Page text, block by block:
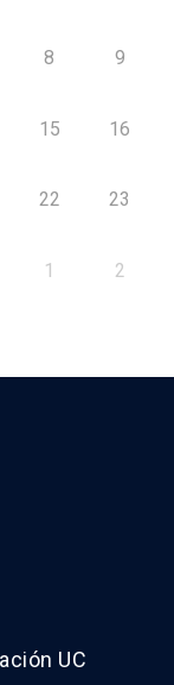
8 9
15 16
22 23
1 2
UC